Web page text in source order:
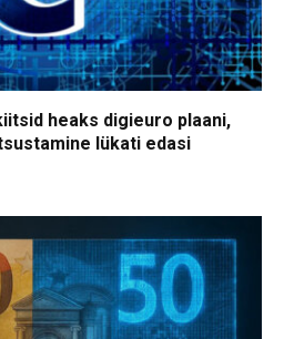
heaks digieuro plaani,
lükati edasi